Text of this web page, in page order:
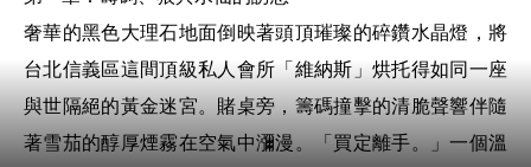
奢華的黑色大理石地面倒映著頭頂璀璨的碎鑽水晶燈，將
台北信義區這間頂級私人會所「維納斯」烘托得如同一座
與世隔絕的黃金迷宮。賭桌旁，籌碼撞擊的清脆聲響伴隨
著雪茄的醇厚煙霧在空氣中瀰漫。「買定離手。」一個溫